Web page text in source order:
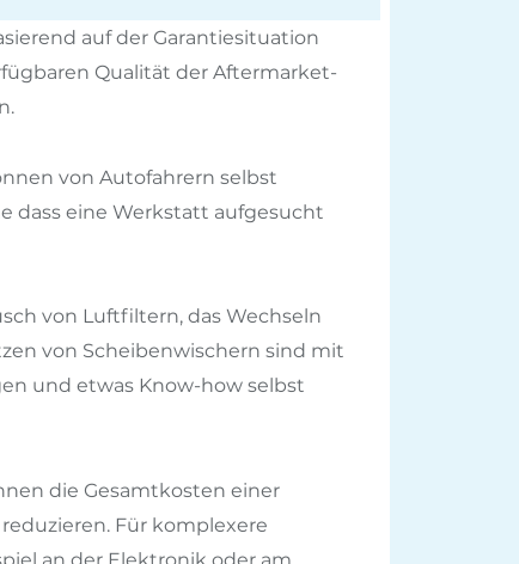
auf der Garantiesituation
Qualität der Aftermarket-
von Autofahrern selbst
dass eine Werkstatt aufgesucht
von Luftfiltern, das Wechseln
von Scheibenwischern sind mit
und etwas Know-how selbst
die Gesamtkosten einer
Für komplexere